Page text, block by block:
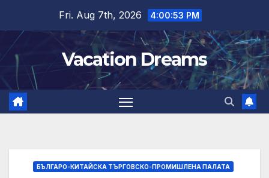
content
Fri. Aug 7th, 2026 4:00:54 PM
Vacation Dreams
БЪЛГАРО-КИТАЙСКА ТЪРГОВСКО-ПРОМИШЛЕНА ПАЛАТА